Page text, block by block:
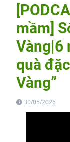
mầm]
Vàng|6
quà
Vàng”
30/05/2026